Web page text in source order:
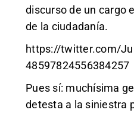
discurso de un cargo
de la ciudadanía.
https://twitter.com/
48597824556384257
Pues sí: muchísima
detesta a la siniestra